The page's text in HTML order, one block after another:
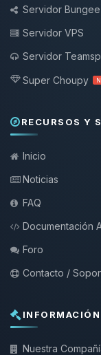
Servidor
Servidor VPS
Servidor
Super Choupy
RECURSOS Y
Inicio
Noticias
FAQ
Documentación
Foro
Contacto /
Nuestra